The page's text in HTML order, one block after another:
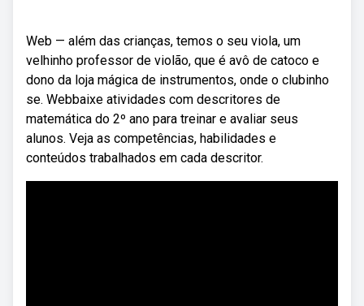
Web — além das crianças, temos o seu viola, um
velhinho professor de violão, que é avô de catoco e
dono da loja mágica de instrumentos, onde o clubinho
se. Webbaixe atividades com descritores de
matemática do 2º ano para treinar e avaliar seus
alunos. Veja as competências, habilidades e
conteúdos trabalhados em cada descritor.